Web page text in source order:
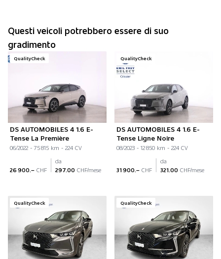
Questi veicoli potrebbero essere di suo
gradimento
QualityCheck
DS AUTOMOBILES 4 1.6 E-
Tense La Première
06/2022 - 75 815 km - 224 CV
26 900.– CHF
da
297.00 CHF/mese
QualityCheck
DS AUTOMOBILES 4 1.6 E-
Tense Ligne Noire
08/2023 - 12 850 km - 224 CV
31 900.– CHF
da
321.00 CHF/mese
QualityCheck QualityCheck